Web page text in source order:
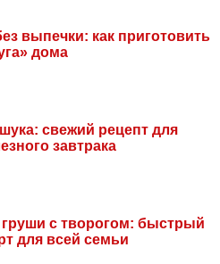
выпечки: как приготовить
дома
свежий рецепт для
завтрака
с творогом: быстрый
для всей семьи